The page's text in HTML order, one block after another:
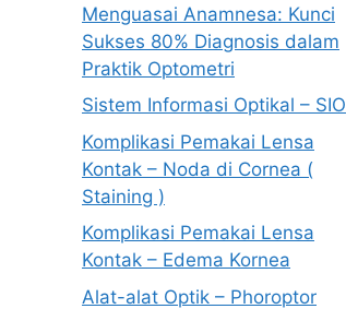
Menguasai Anamnesa: Kunci
Sukses 80% Diagnosis dalam
Praktik Optometri
Sistem Informasi Optikal – SIO
Komplikasi Pemakai Lensa
Kontak – Noda di Cornea (
Staining )
Komplikasi Pemakai Lensa
Kontak – Edema Kornea
Alat-alat Optik – Phoroptor